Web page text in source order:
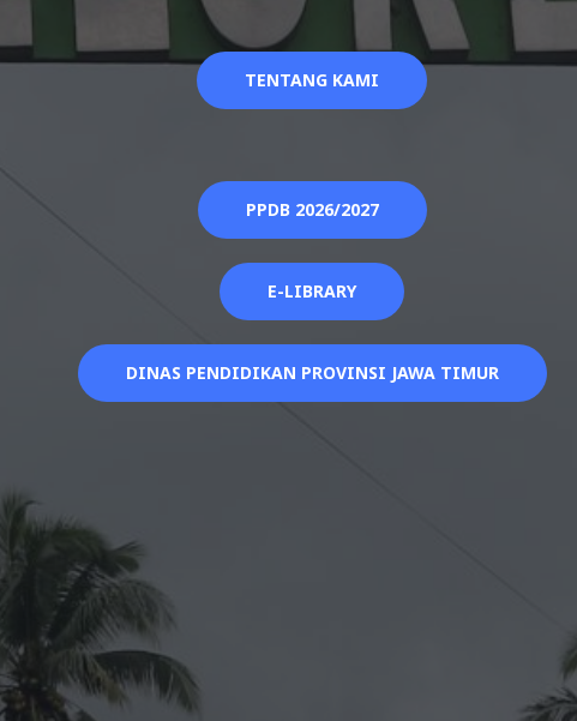
TENTANG KAMI
PPDB 2026/2027
E-LIBRARY
DINAS PENDIDIKAN PROVINSI JAWA TIMUR